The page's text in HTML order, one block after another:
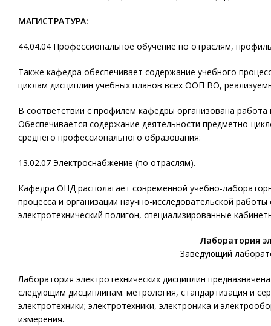
МАГИСТРАТУРА:
44.04.04 Профессиональное обучение по отраслям,
Также кафедра обеспечивает содержание учебного
циклам дисциплин учебных планов всех ООП ВО,
В соответствии с профилем кафедры организована
Обеспечивается содержание деятельности предметно-
среднего профессионального образования:
13.02.07 Электроснабжение (по отраслям).
Кафедра ОНД располагает современной учебно-
процесса и организации научно-исследовательской
электротехнический полигон, специализированные
Лаборатория
Заведующий
Лаборатория электротехнических дисциплин
следующим дисциплинам: метрология, стандартизация и
электротехники; электротехники, электроника и
измерения.